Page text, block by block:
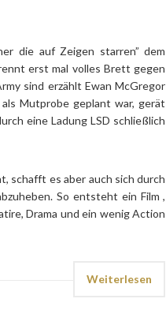
die auf Zeigen starren” dem
erst mal volles Brett gegen
sind erzählt Ewan McGregor
Mutprobe geplant war, gerät
eine Ladung LSD schließlich
schafft es aber auch sich durch
So entsteht ein Film ,
Drama und ein wenig Action
Weiterlesen